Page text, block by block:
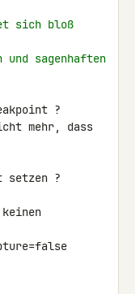
sich bloß
und sagenhaften
?
mehr, dass
setzen ?